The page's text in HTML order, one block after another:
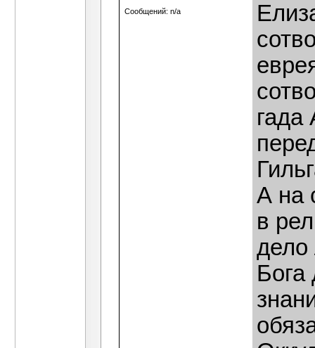
Сообщений: n/a
гада
А на
в
дело
Бога